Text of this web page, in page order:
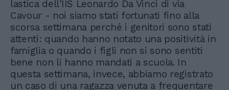
lastica dell'IIS Leonardo Da Vinci di via
Cavour - noi siamo stati fortunati fino alla
scorsa settimana perché i genitori sono stati
attenti: quando hanno notato una positività in
famiglia o quando i figli non si sono sentiti
bene non li hanno mandati a scuola. In
questa settimana, invece, abbiamo registrato
un caso di una ragazza venuta a frequentare